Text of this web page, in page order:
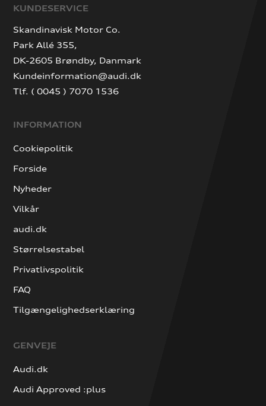
KUNDESERVICE
Skandinavisk Motor Co.
Park Allé 355,
DK-2605 Brøndby, Danmark
Kundeinformation@audi.dk
Tlf. ( 0045 ) 7070 1536
INFORMATION
Cookiepolitik
Forside
Nyheder
Vilkår
audi.dk
Størrelsestabel
Privatlivspolitik
FAQ
Tilgængelighedserklæring
GENVEJE
Audi.dk
Audi Approved :plus